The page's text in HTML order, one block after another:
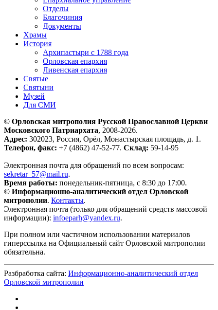
Отделы
Благочиния
Документы
Храмы
История
Архипастыри с 1788 года
Орловская епархия
Ливенская епархия
Святые
Святыни
Музей
Для СМИ
© Орловская митрополия Русской Православной Церкви
Московского Патриархата, 2008-2026.
Адрес: 302023, Россия, Орёл, Монастырская площадь, д. 1.
Телефон, факс: +7 (4862) 47-52-77. Склад: 59-14-95
Электронная почта для обращений по всем вопросам:
sekretar_57@mail.ru.
Время работы: понедельник-пятница, с 8:30 до 17:00.
© Информационно-аналитический отдел Орловской
митрополии. Контакты.
Электронная почта (только для обращений средств массовой
информации): infoeparh@yandex.ru.
При полном или частичном использовании материалов
гиперссылка на Официальный сайт Орловской митрополии
обязательна.
Разбработка сайта: Информационно-аналитический отдел
Орловской митрополии